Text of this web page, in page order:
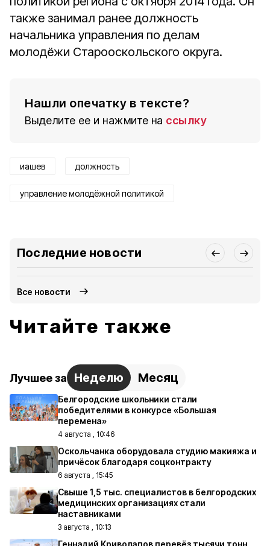
также занимал ранее должность
начальника управления по делам
молодёжи Старооскольского округа.
Нашли опечатку в тексте?
Выделите ее и нажмите на ссылку
иашев должность
управление молодёжной политикой
Последние новости
Все новости
Читайте также
Лучшее за Неделю Месяц
Белгородские школьники стали
победителями в конкурсе «Большая
перемена»
4 августа , 10:46
Оскольчанка оборудовала студию макияжа и
причёсок благодаря соцконтракту
6 августа , 15:45
Свыше 1,5 тыс. специалистов в белгородских
медицинских организациях стали
наставниками
3 августа , 10:13
Геннадий Криволапов перевёз тысячи тонн